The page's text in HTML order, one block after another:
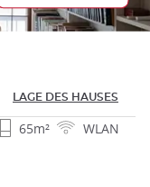
LAGE DES HAUSES
65m² WLAN